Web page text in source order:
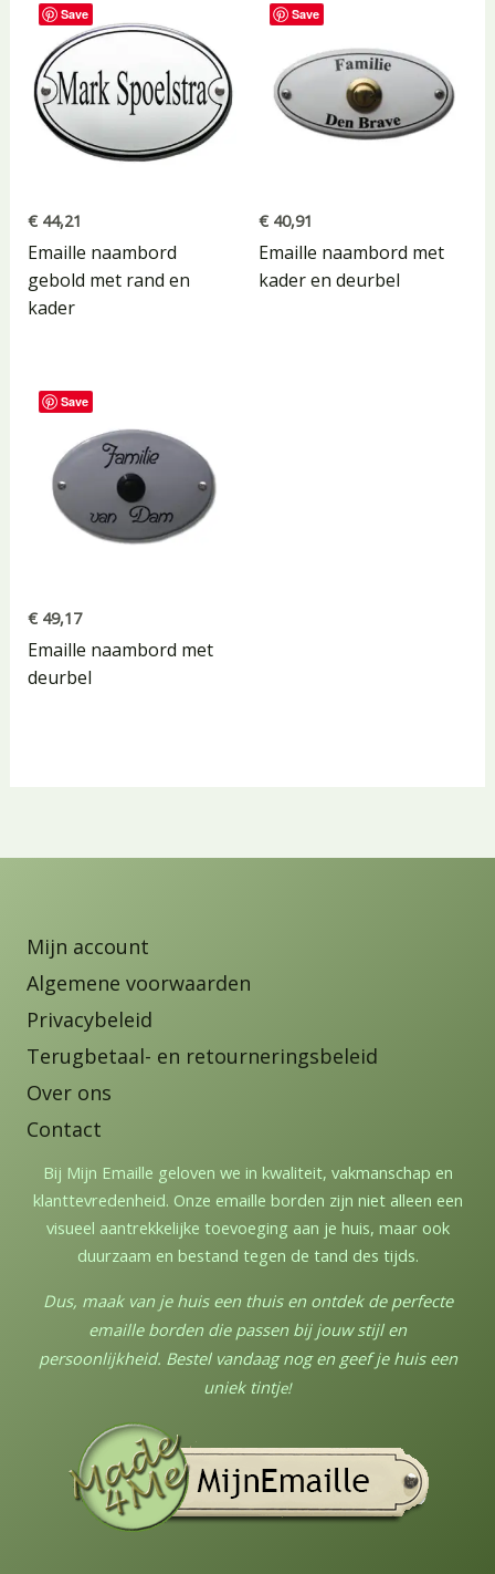
Save
€44,21
Emaille naambord
gebold met rand en
kader
Save
€ 40,91
Emaille naambord met
kader en deurbel
Save
€49,17
Emaille naambord met
deurbel
Mijn account
Algemene voorwaarden
Privacybeleid
Terugbetaal- en retourneringsbeleid
Over ons
Contact
Bij Mijn Emaille geloven we in kwaliteit, vakmanschap en
klanttevredenheid. Onze emaille borden zijn niet alleen een
visueel aantrekkelijke toevoeging aan je huis, maar ook
duurzaam en bestand tegen de tand des tijds.
Dus, maak van je huis een thuis en ontdek de perfecte
emaille borden die passen bij jouw stijl en
persoonlijkheid. Bestel vandaag nog en geef je huis een
uniek tintje!